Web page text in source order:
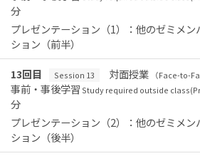
分
プレゼンテーション（1）：他のゼミメ
ション（前半）
13回目
Session 13 対面授業 （Face-to-
事前・事後学習 Study required outside
分
プレゼンテーション（2）：他のゼミメ
ション（後半）